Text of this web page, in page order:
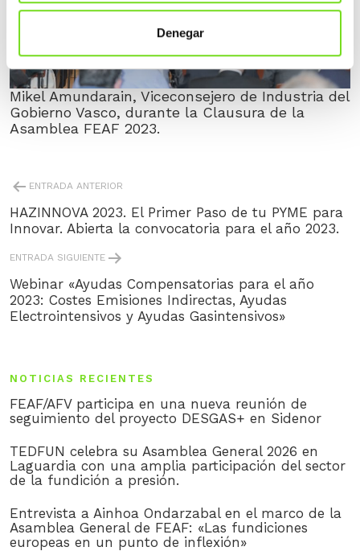
Denegar
Mikel Amundarain, Viceconsejero de Industria del
Gobierno Vasco, durante la Clausura de la
Asamblea FEAF 2023.
NAVEGACIÓN
DE
ENTRADAS
ENTRADA ANTERIOR
HAZINNOVA 2023. El Primer Paso de tu PYME para
Innovar. Abierta la convocatoria para el año 2023.
ENTRADA SIGUIENTE
Webinar «Ayudas Compensatorias para el año
2023: Costes Emisiones Indirectas, Ayudas
Electrointensivos y Ayudas Gasintensivos»
NOTICIAS RECIENTES
FEAF/AFV participa en una nueva reunión de
seguimiento del proyecto DESGAS+ en Sidenor
TEDFUN celebra su Asamblea General 2026 en
Laguardia con una amplia participación del sector
de la fundición a presión.
Entrevista a Ainhoa Ondarzabal en el marco de la
Asamblea General de FEAF: «Las fundiciones
europeas en un punto de inflexión»